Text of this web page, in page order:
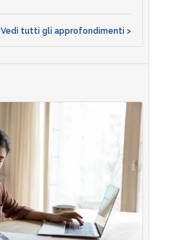
Vedi tutti gli approfondimenti >